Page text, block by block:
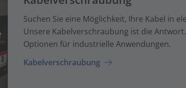
Suchen Sie eine Möglichkeit, Ihre Kabel in
Unsere Kabelverschraubung ist die
Optionen für industrielle Anwendungen.
Kabelverschraubung